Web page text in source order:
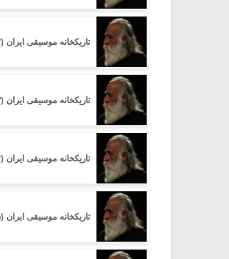
تاریکخانه موسیقی ایران (۲)
تاریکخانه موسیقی ایران (۳)
تاریکخانه موسیقی ایران (۴)
تاریکخانه موسیقی ایران (۵)